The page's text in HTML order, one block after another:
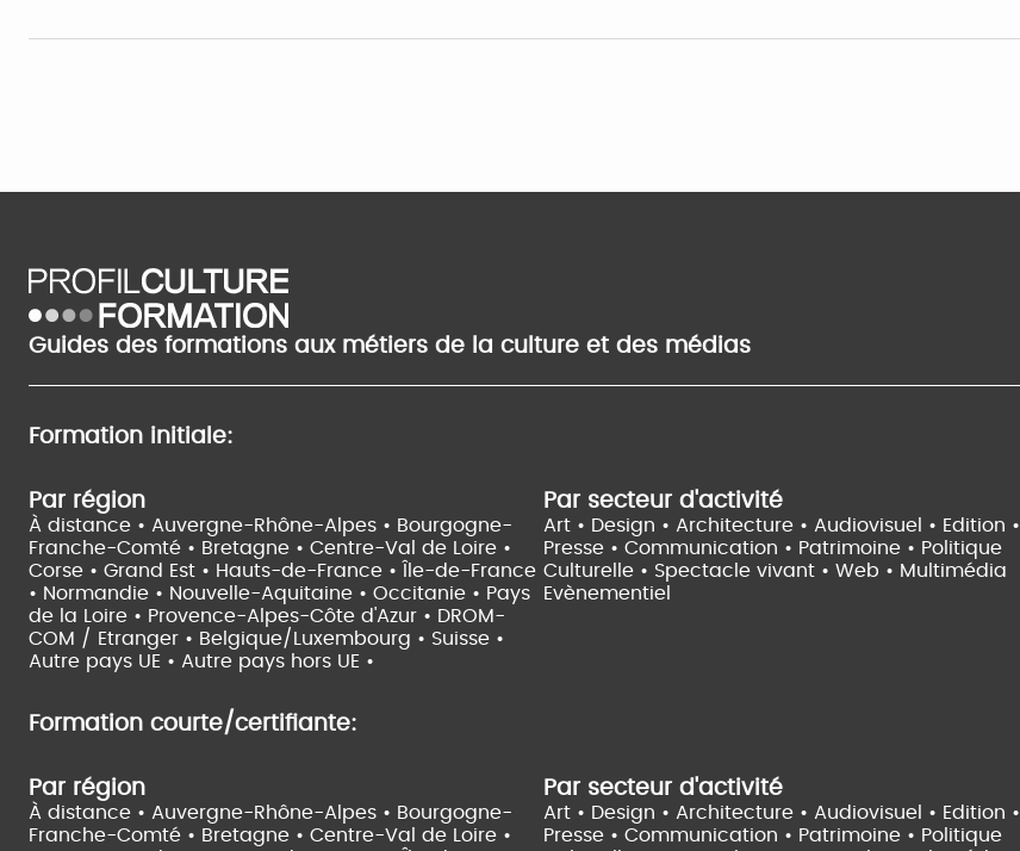
Guides des formations aux métiers de la culture et des médias
Formation initiale:
Par région
À distance • Auvergne-Rhône-Alpes • Bourgogne-
Franche-Comté • Bretagne • Centre-Val de Loire •
Corse • Grand Est • Hauts-de-France •
Île-de-France
• Normandie • Nouvelle-Aquitaine • Occitanie • Pays
de la Loire • Provence-Alpes-Côte d'Azur • DROM-
COM / Etranger • Belgique/Luxembourg • Suisse •
Autre pays UE • Autre pays hors UE •
Par secteur d'activité
Art • Design • Architecture • Audiovisuel • Edition •
Presse • Communication • Patrimoine • Politique
Culturelle • Spectacle vivant • Web • Multimédia
Evènementiel
Formation courte/certifiante:
Par région
À distance • Auvergne-Rhône-Alpes • Bourgogne-
Franche-Comté • Bretagne • Centre-Val de Loire •
Par secteur d'activité
Art • Design • Architecture • Audiovisuel • Edition •
Presse • Communication • Patrimoine • Politique